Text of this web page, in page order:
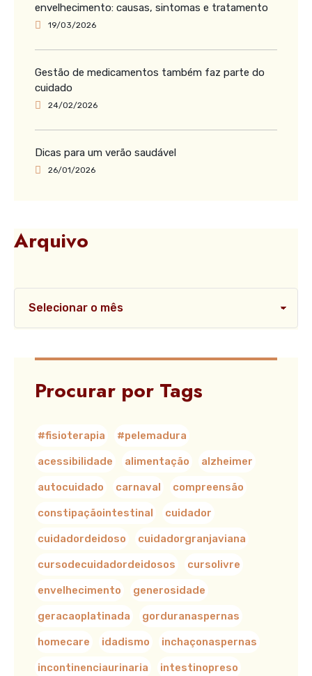
envelhecimento: causas, sintomas e tratamento
19/03/2026
Gestão de medicamentos também faz parte do
cuidado
24/02/2026
Dicas para um verão saudável
26/01/2026
Arquivo
Procurar por Tags
#fisioterapia #pelemadura
acessibilidade alimentação alzheimer
autocuidado carnaval compreensão
constipaçãointestinal cuidador
cuidadordeidoso cuidadorgranjaviana
cursodecuidadordeidosos cursolivre
envelhecimento generosidade
geracaoplatinada gorduranaspernas
homecare idadismo inchaçonaspernas
incontinenciaurinaria intestinopreso